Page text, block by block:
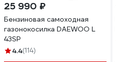
25 990 ₽
Бензиновая самоходная
газонокосилка DAEWOO L
43SP
4.4(114)